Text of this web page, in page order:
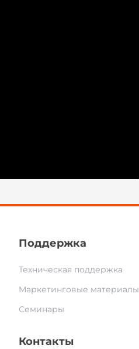
Поддержка
Техническая поддержка
Маркетинговые материалы
Семинары
Контакты